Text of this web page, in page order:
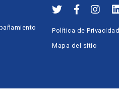
Política de Privacidad
Mapa del sitio